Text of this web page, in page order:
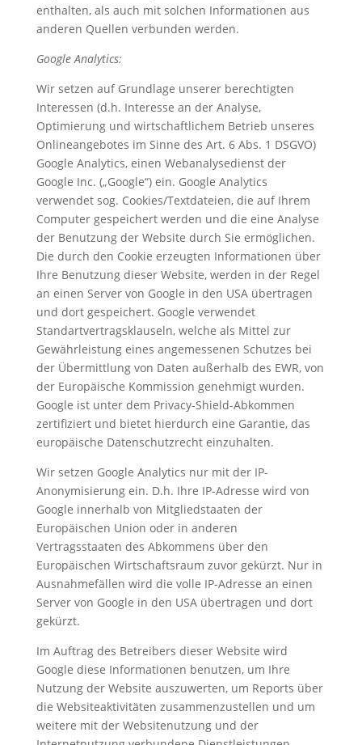
enthalten, als auch mit solchen Informationen aus
anderen Quellen verbunden werden.
Google Analytics:
Wir setzen auf Grundlage unserer berechtigten
Interessen (d.h. Interesse an der Analyse,
Optimierung und wirtschaftlichem Betrieb unseres
Onlineangebotes im Sinne des Art. 6 Abs. 1 DSGVO)
Google Analytics, einen Webanalysedienst der
Google Inc. („Google“) ein. Google Analytics
verwendet sog. Cookies/Textdateien, die auf Ihrem
Computer gespeichert werden und die eine Analyse
der Benutzung der Website durch Sie ermöglichen.
Die durch den Cookie erzeugten Informationen über
Ihre Benutzung dieser Website, werden in der Regel
an einen Server von Google in den USA übertragen
und dort gespeichert. Google verwendet
Standartvertragsklauseln, welche als Mittel zur
Gewährleistung eines angemessenen Schutzes bei
der Übermittlung von Daten außerhalb des EWR, von
der Europäische Kommission genehmigt wurden.
Google ist unter dem Privacy-Shield-Abkommen
zertifiziert und bietet hierdurch eine Garantie, das
europäische Datenschutzrecht einzuhalten.
Wir setzen Google Analytics nur mit der IP-
Anonymisierung ein. D.h. Ihre IP-Adresse wird von
Google innerhalb von Mitgliedstaaten der
Europäischen Union oder in anderen
Vertragsstaaten des Abkommens über den
Europäischen Wirtschaftsraum zuvor gekürzt. Nur in
Ausnahmefällen wird die volle IP-Adresse an einen
Server von Google in den USA übertragen und dort
gekürzt.
Im Auftrag des Betreibers dieser Website wird
Google diese Informationen benutzen, um Ihre
Nutzung der Website auszuwerten, um Reports über
die Websiteaktivitäten zusammenzustellen und um
weitere mit der Websitenutzung und der